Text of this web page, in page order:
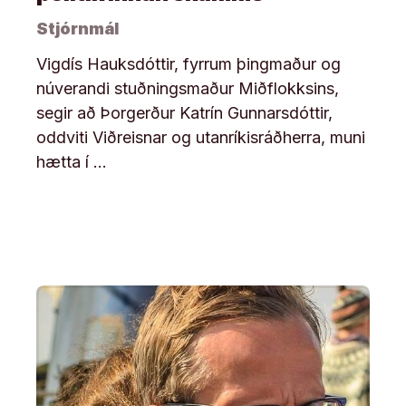
Stjórnmál
Vigdís Hauksdóttir, fyrrum þingmaður og
núverandi stuðningsmaður Miðflokksins,
segir að Þorgerður Katrín Gunnarsdóttir,
oddviti Viðreisnar og utanríkisráðherra, muni
hætta í …